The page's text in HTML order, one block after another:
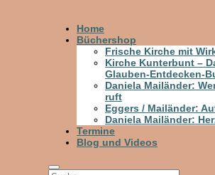
Home
Büchershop
Frische Kirche mit
Kirche Kunterbunt –
Glauben-Entdecken-
Daniela Mailänder:
ruft
Eggers / Mailänder:
Daniela Mailänder:
Termine
Blog und Videos